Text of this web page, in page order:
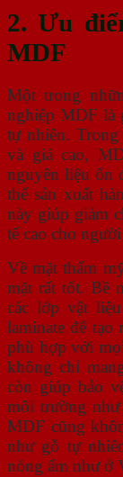
2. Ưu
MDF
Một trong
nghiệp MDF là
tự nhiên.
và giá cao,
nguyên liệu ổn
thể sản xuất
này giúp giảm
tế cao cho
Về mặt thẩm
mặt rất tốt. Bề
các lớp vật
laminate để tạo
phù hợp với
không chỉ
còn giúp bảo
môi trường
MDF cũng
như gỗ tự
nóng ẩm như ở